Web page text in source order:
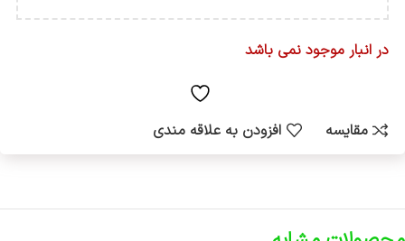
در انبار موجود نمی باشد
مقایسه افزودن به علاقه مندی